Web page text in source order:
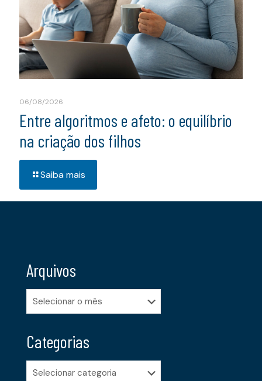
06/08/2026
Entre algoritmos e afeto: o equilíbrio
na criação dos filhos
Saiba mais
Arquivos
Arquivos
Categorias
Categorias